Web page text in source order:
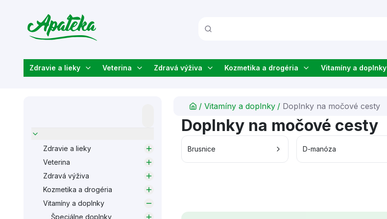
Zdravie a lieky Veterina Zdravá výživa Kozmetika a drogéria Vitamíny a doplnky
Zdravie a lieky
Veterina
Zdravá výživa
Kozmetika a drogéria
Vitamíny a doplnky
Špeciálne doplnky
/ Vitamíny a doplnky / Doplnky na močové cesty
Doplnky na močové cesty
Brusnice D-manóza